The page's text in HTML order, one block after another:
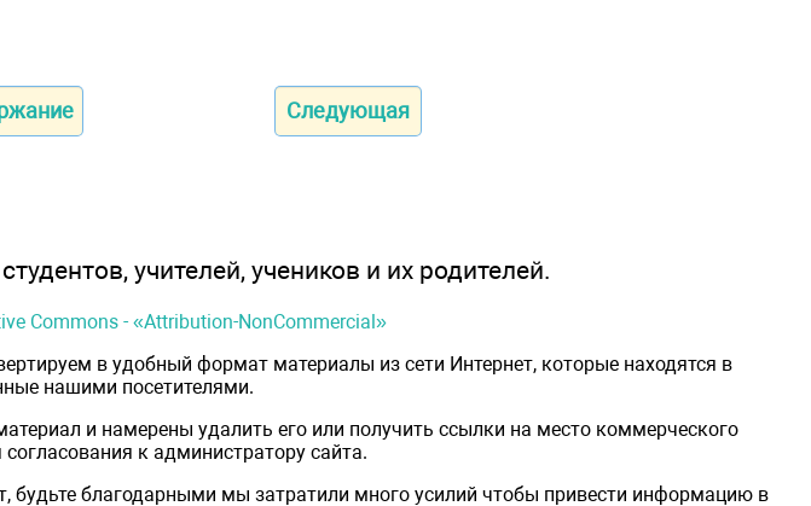
Следующая
учителей, учеников и их родителей.
Commons - «Attribution-NonCommercial»
в удобный формат материалы из сети Интернет, которые находятся в
нашими посетителями.
и намерены удалить его или получить ссылки на место коммерческого
к администратору сайта.
будьте благодарными мы затратили много усилий чтобы привести информацию в